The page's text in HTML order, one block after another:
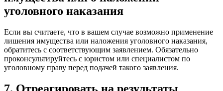
уголовного наказания
Если вы считаете, что в вашем случае возможно применение
лишения имущества или наложения уголовного наказания,
обратитесь с соответствующим заявлением. Обязательно
проконсультируйтесь с юристом или специалистом по
уголовному праву перед подачей такого заявления.
7. Отреагировать на результаты